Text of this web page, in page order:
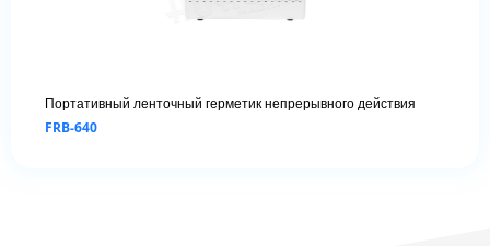
Портативный ленточный герметик непрерывного действия
FRB-640